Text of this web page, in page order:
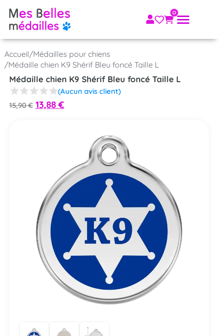
Accueil/Médailles pour chiens
/Médaille chien K9 Shérif Bleu foncé Taille L
Médaille chien K9 Shérif Bleu foncé Taille L
(Aucun avis client)
15,90€ 13,88 €